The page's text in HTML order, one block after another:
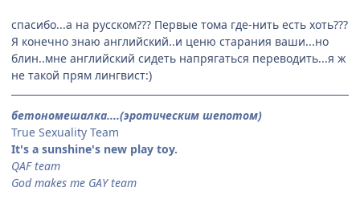
спасибо...а на русском??? Первые тома где-нить есть хоть???
Я конечно знаю английский..и ценю старания ваши...но
блин..мне английский сидеть напрягаться переводить...я ж
не такой прям лингвист:)
бетономешалка....(эротическим шепотом)
True Sexuality Team
It's a sunshine's new play toy.
QAF team
God makes me GAY team